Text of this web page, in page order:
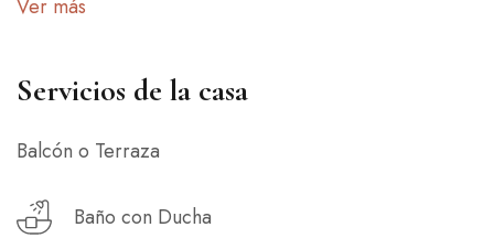
las habitaciones extras, en caso contrario solo se
huéspedes será de 2.
Ver más
Servicios de la casa
Balcón o Terraza
Baño con Ducha